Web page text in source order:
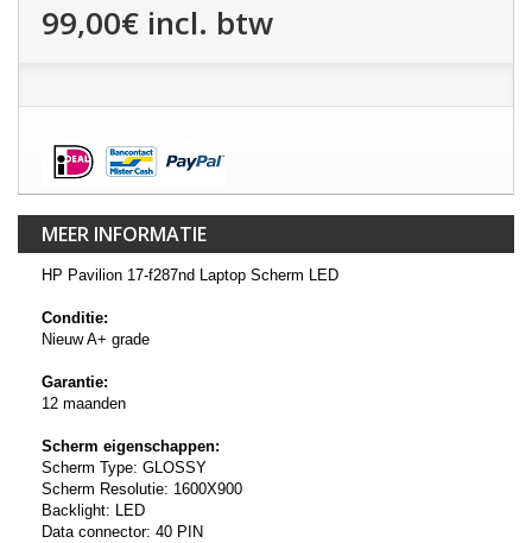
99,00€ incl. btw
MEER INFORMATIE
HP Pavilion 17-f287nd Laptop Scherm LED
Conditie:
Nieuw A+ grade
Garantie:
12 maanden
Scherm eigenschappen:
Scherm Type: GLOSSY
Scherm Resolutie: 1600X900
Backlight: LED
Data connector: 40 PIN